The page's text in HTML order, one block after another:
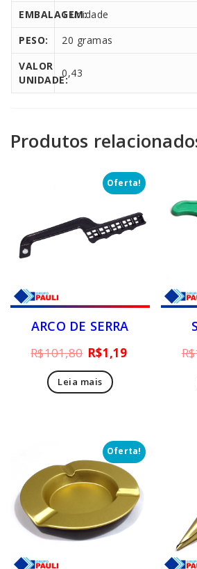
EMBALAGEM:
1 unidade
PESO:
20 gramas
VALOR
UNIDADE:
0,43
Produtos
Oferta!
ARCO DE SERRA
R$101,80 O
preço
original
R$1,19
Leia mais
R$
Oferta!